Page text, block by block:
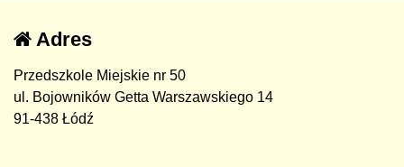
Adres
Przedszkole Miejskie nr 50
ul. Bojowników Getta Warszawskiego 14
91-438 Łódź